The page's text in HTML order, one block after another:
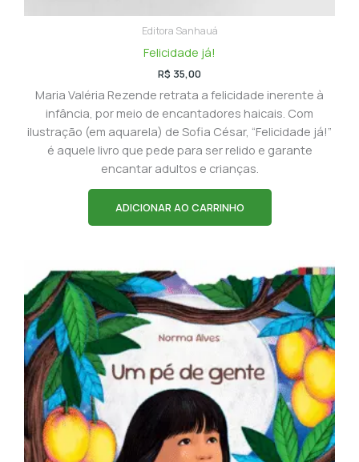
Editora Sanhauá
Felicidade já!
R$ 35,00
Maria Valéria Rezende retrata a felicidade inerente à
infância, por meio de encantadores haicais. Com
ilustração (em aquarela) de Sofia César, “Felicidade já!”
é aquele livro que pede para ser relido e garante
encantar adultos e crianças.
ADICIONAR AO CARRINHO